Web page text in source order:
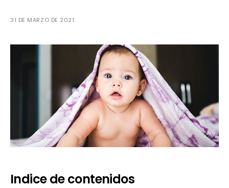
31 DE MARZO DE 2021
Indice de contenidos